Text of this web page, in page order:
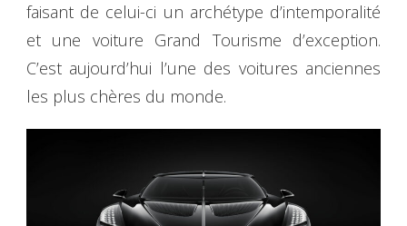
faisant de celui-ci un archétype d’intemporalité
et une voiture Grand Tourisme d’exception.
C’est aujourd’hui l’une des voitures anciennes
les plus chères du monde.